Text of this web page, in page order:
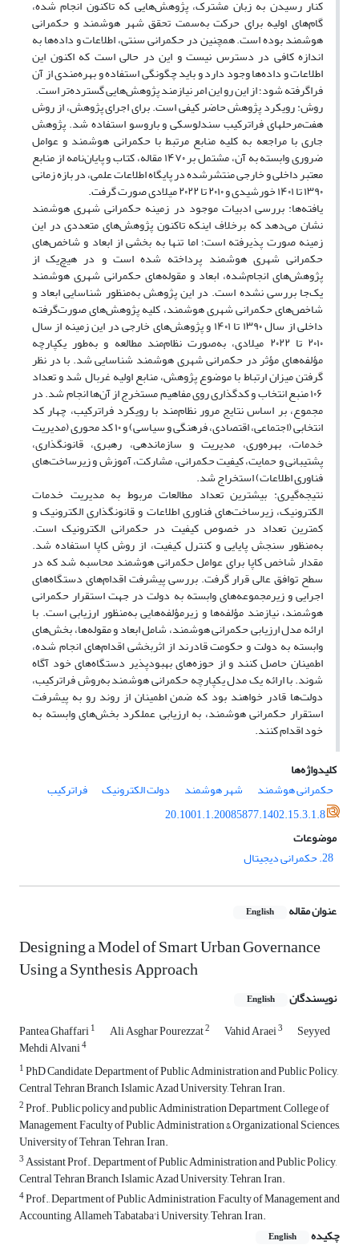
کنار رسیدن به زبان مشترک، پژوهش‌هایی که تاکنون انجام شده،
گام‌های اولیه برای حرکت به‌سمت تحقق شهر هوشمند و حکمرانی
هوشمند بوده است. همچنین در حکمرانی سنتی، اطلاعات و داده‌ها به
اندازه کافی در دسترس نیست و این در حالی است که اکنون این
اطلاعات و داده‌ها وجود دارد و باید چگونگی استفاده و بهره‌مندی از آن
فراگرفته شود؛ از این رو این امر نیازمند پژوهش‌هایی گسترده‌تر است.
روش: رویکرد پژوهش حاضر کیفی است. برای اجرای پژوهش، از روش
هفت‌مرحلهای فراترکیب سندلوسکی و باروسو استفاده شد. پژوهش
جاری با مراجعه به کلیه منابع مرتبط با حکمرانی هوشمند و عوامل
ضروری وابسته به آن، مشتمل بر ۱۴۷۰ مقاله، کتاب و پایان‌نامه از منابع
معتبر داخلی و خارجی منتشرشده در پایگاه اطلاعات علمی، در بازه زمانی
۱۳۹۰ تا ۱۴۰۱ خورشیدی و ۲۰۱۰ تا ۲۰۲۲ میلادی صورت گرفت.
یافته‌ها: بررسی ادبیات موجود در زمینه حکمرانی شهری هوشمند
نشان می‌دهد که برخلاف اینکه تاکنون پژوهش‌های متعددی در این
زمینه صورت پذیرفته است؛ اما تنها به بخشی از ابعاد و شاخص‌های
حکمرانی شهری هوشمند پرداخته شده است و در هیچ‌یک از
پژوهش‌های انجام‌شده، ابعاد و مقوله‌های حکمرانی شهری هوشمند
یک‌جا بررسی نشده است. در این پژوهش به‌منظور شناسایی ابعاد و
شاخص‌های حکمرانی شهری هوشمند، کلیه پژوهش‌های صورت‌گرفته
داخلی از سال ۱۳۹۰ تا ۱۴۰۱ و پژوهش‌های خارجی در این زمینه از سال
۲۰۱۰ تا ۲۰۲۲ میلادی، به‌صورت نظام‌مند مطالعه و به‌طور یکپارچه
مؤلفه‌های مؤثر در حکمرانی شهری هوشمند شناسایی شد. با در نظر
گرفتن میزان ارتباط با موضوع پژوهش، منابع اولیه غربال شد و تعداد
۱۰۶ منبع انتخاب و کدگذاری روی مفاهیم مستخرج از آن‌ها انجام شد. در
مجموع، بر اساس نتایج مرور نظام‌مند با رویکرد فراترکیب، چهار کد
انتخابی (اجتماعی، اقتصادی، فرهنگی و سیاسی) و ۱۰ کد محوری (مدیریت
خدمات، بهره‌وری، مدیریت و سازمان‏دهی، رهبری، قانون‏گذاری،
پشتیبانی و حمایت، کیفیت حکمرانی، مشارکت، آموزش و زیرساخت‌های
فناوری اطلاعات) استخراج شد.
نتیجه‌گیری: بیشترین تعداد مطالعات مربوط به مدیریت خدمات
الکترونیک، زیرساخت‌های فناوری اطلاعات و قانون‏گذاری الکترونیک و
کمترین تعداد در خصوص کیفیت در حکمرانی الکترونیک است.
به‌منظور سنجش پایایی و کنترل کیفیت، از روش کاپا استفاده شد.
مقدار شاخص کاپا برای عوامل حکمرانی هوشمند محاسبه شد که در
سطح توافق عالی قرار گرفت. بررسی پیشرفت اقدام‌های دستگاه‌های
اجرایی و زیرمجموعه‌های وابسته به دولت در جهت استقرار حکمرانی
هوشمند، نیازمند مؤلفه‌ها و زیرمؤلفه‌هایی به‌منظور ارزیابی است. با
ارائه مدل ارزیابی حکمرانی هوشمند، شامل ابعاد و مقوله‌ها، بخش‌های
وابسته به دولت و حکومت قادرند از اثربخشی اقدام‌های انجام شده،
اطمینان حاصل کنند و از حوزه‌های بهبودپذیر دستگاه‌های خود آگاه
شوند. با ارائه یک مدل یکپارچه حکمرانی هوشمند به‌روش فراترکیب،
دولت‌ها قادر خواهند بود که ضمن اطمینان از روند رو به پیشرفت
استقرار حکمرانی هوشمند، به ارزیابی عملکرد بخش‌های وابسته به
خود اقدام کنند.
کلیدواژه‌ها
حکمرانی هوشمند
شهر هوشمند دولت الکترونیک
فراترکیب
20.1001.1.20085877.1402.15.3.1.8
موضوعات
28. حکمرانی دیجیتال
عنوان مقاله English
Designing a Model of Smart Urban Governance
Using a Synthesis Approach
نویسندگان English
Pantea Ghaffari1 Ali Asghar Pourezzat2 Vahid Araei3 Seyyed
Mehdi Alvani4
1PhD Candidate, Department of Public Administration and Public Policy,
Central Tehran Branch, Islamic Azad University, Tehran, Iran.
2Prof., Public policy and public Administration Department, College of
Management, Faculty of Public Administration & Organizational Sciences,
University of Tehran, Tehran, Iran.
3Assistant Prof., Department of Public Administration and Public Policy,
Central Tehran Branch, Islamic Azad University, Tehran, Iran.
4Prof., Department of Public Administration, Faculty of Management and
Accounting, Allameh Tabataba'i University, Tehran, Iran.
چکیده
English